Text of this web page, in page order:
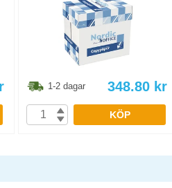
1-2 dagar 348.80 kr
KÖP